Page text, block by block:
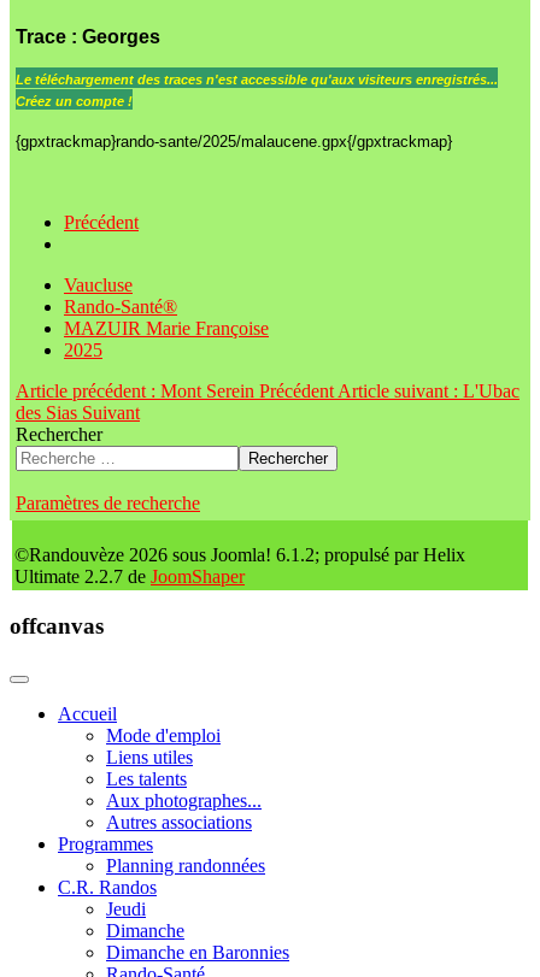
Trace : Georges
Le téléchargement des traces n'est accessible qu'aux visiteurs enregistrés...
Créez un compte !
{gpxtrackmap}rando-sante/2025/malaucene.gpx{/gpxtrackmap}
Précédent
Vaucluse
Rando-Santé®
MAZUIR Marie Françoise
2025
Article précédent : Mont Serein Précédent Article suivant : L'Ubac
des Sias Suivant
Rechercher
Rechercher
Paramètres de recherche
©Randouvèze 2026 sous Joomla! 6.1.2; propulsé par Helix
Ultimate 2.2.7 de JoomShaper
offcanvas
Accueil
Mode d'emploi
Liens utiles
Les talents
Aux photographes...
Autres associations
Programmes
Planning randonnées
C.R. Randos
Jeudi
Dimanche
Dimanche en Baronnies